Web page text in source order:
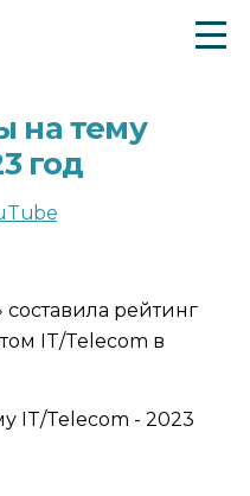
на тему
год
рейтинг
IT/Telecom в